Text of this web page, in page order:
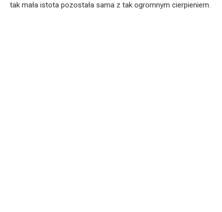
tak mała istota pozostała sama z tak ogromnym cierpieniem.